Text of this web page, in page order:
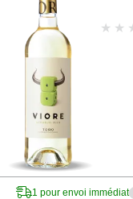
1 pour envoi immédiat